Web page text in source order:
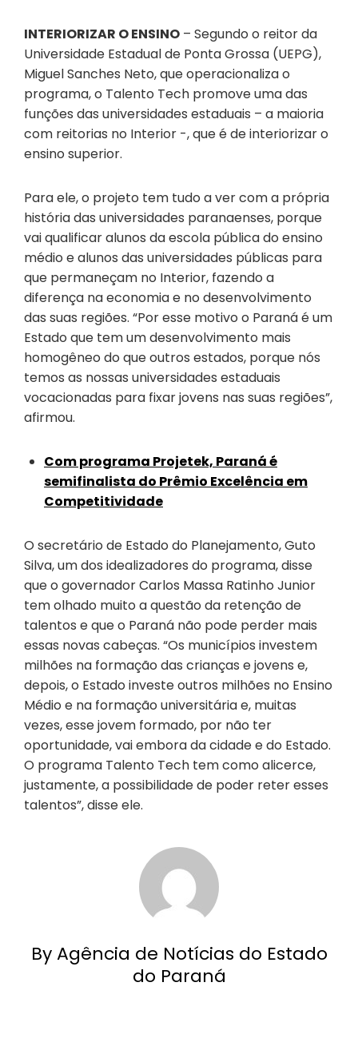
INTERIORIZAR O ENSINO – Segundo o reitor da
Universidade Estadual de Ponta Grossa (UEPG),
Miguel Sanches Neto, que operacionaliza o
programa, o Talento Tech promove uma das
funções das universidades estaduais – a maioria
com reitorias no Interior -, que é de interiorizar o
ensino superior.
Para ele, o projeto tem tudo a ver com a própria
história das universidades paranaenses, porque
vai qualificar alunos da escola pública do ensino
médio e alunos das universidades públicas para
que permaneçam no Interior, fazendo a
diferença na economia e no desenvolvimento
das suas regiões. “Por esse motivo o Paraná é um
Estado que tem um desenvolvimento mais
homogêneo do que outros estados, porque nós
temos as nossas universidades estaduais
vocacionadas para fixar jovens nas suas regiões”,
afirmou.
Com programa Projetek, Paraná é
semifinalista do Prêmio Excelência em
Competitividade
O secretário de Estado do Planejamento, Guto
Silva, um dos idealizadores do programa, disse
que o governador Carlos Massa Ratinho Junior
tem olhado muito a questão da retenção de
talentos e que o Paraná não pode perder mais
essas novas cabeças. “Os municípios investem
milhões na formação das crianças e jovens e,
depois, o Estado investe outros milhões no Ensino
Médio e na formação universitária e, muitas
vezes, esse jovem formado, por não ter
oportunidade, vai embora da cidade e do Estado.
O programa Talento Tech tem como alicerce,
justamente, a possibilidade de poder reter esses
talentos”, disse ele.
By Agência de Notícias do Estado
do Paraná